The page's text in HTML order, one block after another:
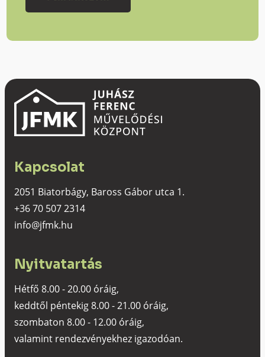
Kapcsolat
2051 Biatorbágy, Baross Gábor utca 1.
+36 70 507 2314
info@jfmk.hu
Nyitvatartás
Hétfő 8.00 - 20.00 óráig,
keddtől péntekig 8.00 - 21.00 óráig,
szombaton 8.00 - 12.00 óráig,
valamint rendezvényekhez igazodóan.